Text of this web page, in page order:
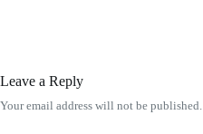
Leave a Reply
Your email address will not be published.